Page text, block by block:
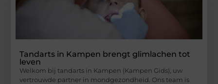
Tandarts in Kampen brengt glimlachen tot
leven
Welkom bij tandarts in Kampen (Kampen Gids), uw
vertrouwde partner in mondgezondheid. Ons team is